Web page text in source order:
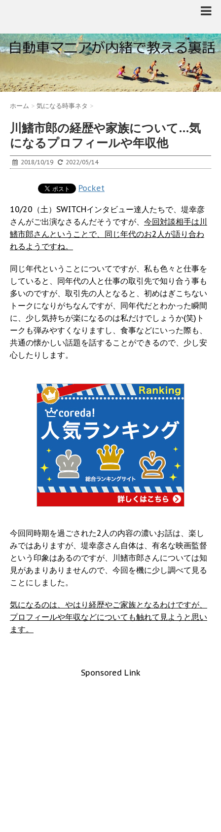
ホーム > 気になる時事ネタ >
川鰭市郎の経歴や家族について…気
になるプロフィールや年収他
2018/10/19 2022/05/14
Pocket
10/20（土）SWITCHインタビュー達人たちで、堤幸彦
さんがご出演なさるんだそうですが、 今回対談相手は川
鰭市郎さんということで、同じ年代のお2人が語り合わ
れるようですね。
同じ年代ということについてですが、私も色々と仕事を
していると、同年代の人と仕事の取引先で知り合う事も
多いのですが、取引先の人となると、初めはぎこちない
トークになりがちなんですが、同年代だとわかった瞬間
に、少し気持ちが楽になるのは私だけでしょうか(笑)ト
ークも弾みやすくなりますし、食事などにいった際も、
共通の懐かしい話題を話することができるので、少し安
心したりします。
今回同時期を過ごされた2人の内容の濃いお話は、楽し
みではありますが、堤幸彦さん自体は、有名な映画監督
という印象はあるのですが、川鰭市郎さんについては知
見があまりありませんので、今回を機に少し調べて見る
ことにしました。
気になるのは、やはり経歴やご家族となるわけですが、
プロフィールや年収などについても触れて見ようと思い
ます。
Sponsored Link